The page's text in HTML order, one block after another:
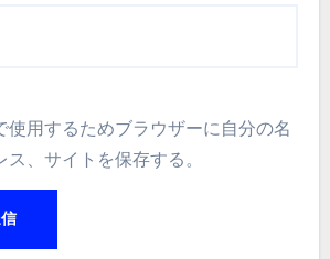
使用するためブラウザーに自分の名
、サイトを保存する。